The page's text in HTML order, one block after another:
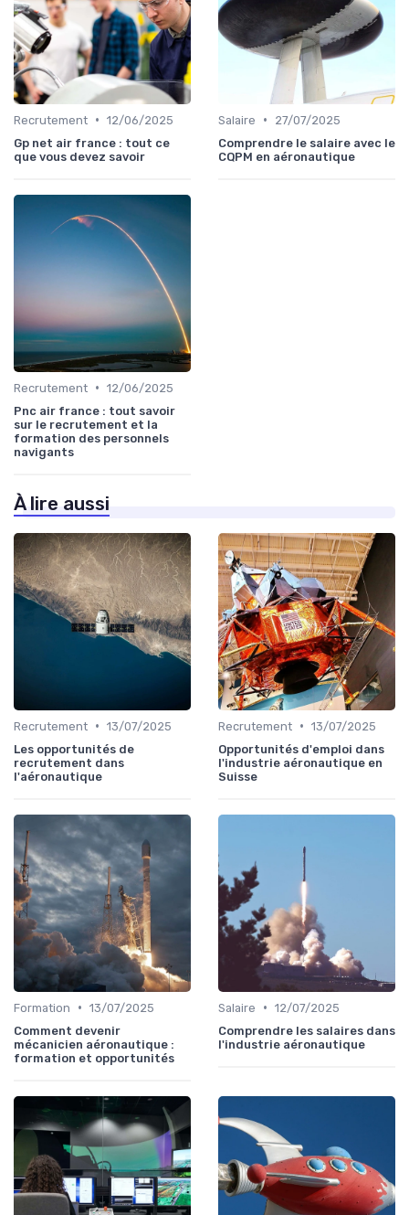
Recrutement • 12/06/2025
Gp net air france : tout ce
que vous devez savoir
Salaire •
27/07/2025
Comprendre le salaire avec le
CQPM en aéronautique
Recrutement • 12/06/2025
Pnc air france : tout savoir
sur le recrutement et la
formation des personnels
navigants
À lire aussi
Recrutement • 13/07/2025
Les opportunités de
recrutement dans
l'aéronautique
Recrutement • 13/07/2025
Opportunités d'emploi dans
l'industrie aéronautique en
Suisse
Formation • 13/07/2025
Comment devenir
mécanicien aéronautique :
formation et opportunités
Salaire • 12/07/2025
Comprendre les salaires dans
l'industrie aéronautique